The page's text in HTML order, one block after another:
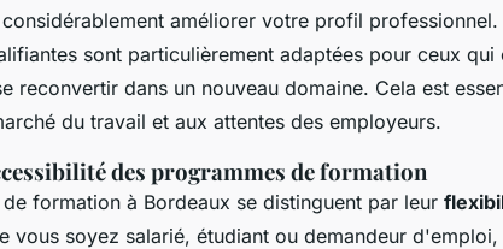
améliorer votre profil
sont particulièrement adaptées pour ceux qui
reconvertir dans un nouveau domaine. Cela est
du travail et aux attentes des employeurs.
des programmes de formation
formation à Bordeaux se distinguent par leur
vous soyez salarié, étudiant ou demandeur